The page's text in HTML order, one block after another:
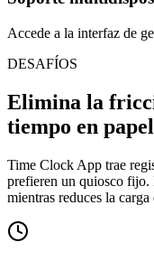
Accede a la interfaz de
DESAFÍOS
Elimina la
tiempo en papel
Time Clock App trae
prefieren un quiosco
mientras reduces la